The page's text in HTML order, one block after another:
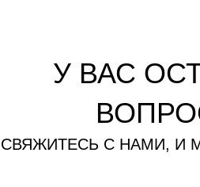
У ВАС
СВЯЖИТЕСЬ С НАМИ,